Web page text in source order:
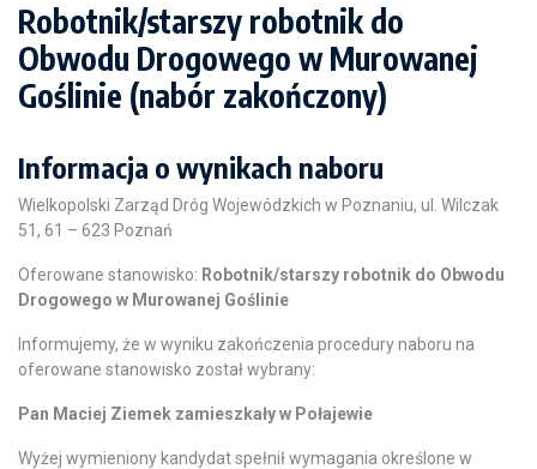
Robotnik/starszy robotnik do
Obwodu Drogowego w Murowanej
Goślinie (nabór zakończony)
Informacja o wynikach naboru
Wielkopolski Zarząd Dróg Wojewódzkich w Poznaniu, ul. Wilczak
51, 61 – 623 Poznań
Oferowane stanowisko: Robotnik/starszy robotnik do Obwodu
Drogowego w Murowanej Goślinie
Informujemy, że w wyniku zakończenia procedury naboru na
oferowane stanowisko został wybrany:
Pan Maciej Ziemek zamieszkały w Połajewie
Wyżej wymieniony kandydat spełnił wymagania określone w